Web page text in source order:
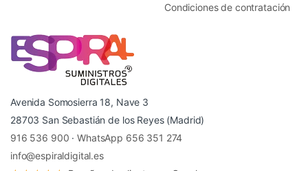
Condiciones de contratación
Avenida Somosierra 18, Nave 3
28703 San Sebastián de los Reyes (Madrid)
916 536 900 ·WhatsApp 656 351 274
info@espiraldigital.es